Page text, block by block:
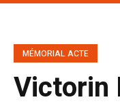
MÉMORIAL ACTE
Victorin